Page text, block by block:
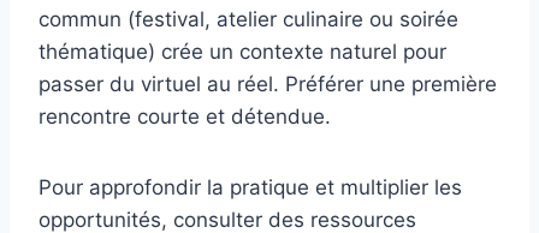
commun (festival, atelier culinaire ou soirée
thématique) crée un contexte naturel pour
passer du virtuel au réel. Préférer une première
rencontre courte et détendue.
Pour approfondir la pratique et multiplier les
opportunités, consulter des ressources